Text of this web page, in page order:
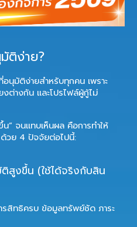
ติง่าย?
อนุมัติง่ายสำหรับทุกคน เพราะ
งต่างกัน และโปรไฟล์ผู้กู้ไม่
” จนแทบเห็นผล คือการทำให้
ด้วย 4 ปัจจัยต่อไปนี้:
สูงขึ้น (ใช้ได้จริงกับสิน
รสิทธิครบ ข้อมูลทรัพย์ชัด ภาระ